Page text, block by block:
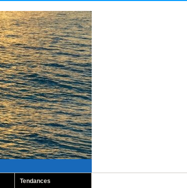
Tendances